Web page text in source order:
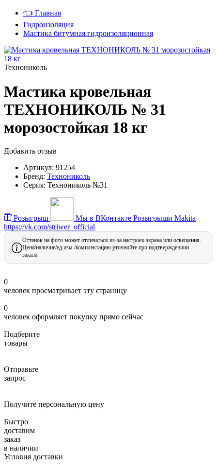
👈 Главная
Гидроизоляция
Мастика битумная гидроизоляционная
Технониколь
Мастика кровельная
ТЕХНОНИКОЛЬ № 31
морозостойкая 18 кг
Добавить отзыв
Артикул: 91254
Бренд: Технониколь
Серия: Технониколь №31
Розыгрыш Мы в ВКонтакте Розыгрыши Makita
https://vk.com/striwer_official
Оттенок на фото может отличаться из-за настроек экрана или освещения.
Цена/наличие/ед.изм./комплектацию уточняйте при подтверждениии
заказа.
0
человек просматривает эту страницу
0
человек оформляет покупку прямо сейчас
Подберите
товары
Отправьте
запрос
Получите персональную цену
Быстро
доставим
заказ
в наличии
Условия доставки